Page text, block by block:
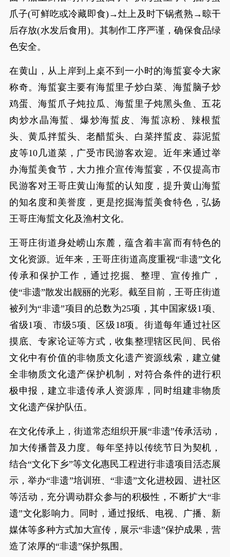
爪子(可鲜吃或冷藏即食)→灶上及时下锅煮熟→晾干
后存放(水发后食用)。其制作工序严谨，确保食品绿
色安全。
在黄山，从上岸到上桌不到一小时的海蜇宴令大家
称奇。海蜇宴主要有海蜇里子炒白菜、海蜇脑子炒
鸡蛋、海蜇爪子炖拉瓜、海蜇里子炖黑头鱼、五花
肉炒水晶海蜇、爆炒海蜇皮、海蜇凉粉、辣根蜇
头、黄瓜拌蜇头、老醋蜇头、白菜拌蜇皮、蒜泥蜇
皮等10几道菜，广受市民游客欢迎。近年来通过举
办海蜇美食节，大力推介宣传海蜇宴，不仅提高市
民游客对王哥庄黄山海蜇的认知度，提升黄山海蜇
的知名度和美誉度，更是挖掘海蜇美食特色，弘扬
王哥庄海蜇文化及渔村文化。
王哥庄街道身处崂山东麓，蕴含着丰富而有特色的
文化资源。近年来，王哥庄街道高度重视“非遗”文化
传承和保护工作，通过挖掘、整理、宣传推广，
使“非遗”散发出靓丽的光彩。截至目前，王哥庄街道
被列为“非遗”项目的总数为25项，其中国家级1项、
省级1项、市级5项、区级18项。街道每年通过社区
摸底、专家论证等方式，收集整理辖区民间、民俗
文化中有价值的非物质文化遗产资源线索，建立健
全非物质文化遗产保护机制，对符合条件的进行积
极申报，建立非遗传承人资源库，同时组建非物质
文化遗产保护队伍。
在文化传承上，街道常态组织开展“非遗”传承活动，
加大传播普及力度。每年坚持以传统节日为契机，
结合“文化下乡”等文化惠民工程进行非遗项目活态展
示，举办“非遗”培训班、“非遗”文化进校园、进社区
等活动，充分调动群众参与的积极性，不断扩大“非
遗”文化影响力。同时，通过报纸、电视、广播、新
媒体等多种方式加大宣传，展示“非遗”保护成果，营
造了浓厚的“非遗”保护氛围。